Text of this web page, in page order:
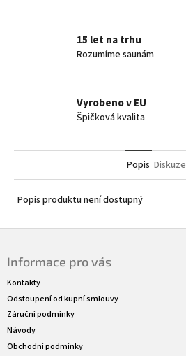
15 let na trhu
Rozumíme saunám
Vyrobeno v EU
Špičková kvalita
Popis Diskuze
Popis produktu není dostupný
Informace pro vás
Kontakty
Odstoupení od kupní smlouvy
Záruční podmínky
Návody
Obchodní podmínky